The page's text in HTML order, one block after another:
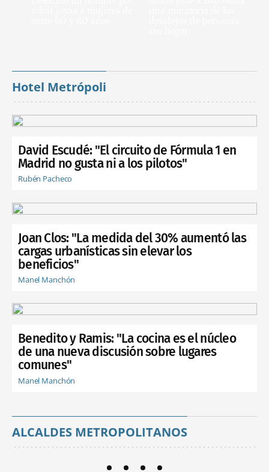
Hotel Metrópoli
David Escudé: "El circuito de Fórmula 1 en
Madrid no gusta ni a los pilotos"
Rubén Pacheco
Joan Clos: "La medida del 30% aumentó las
cargas urbanísticas sin elevar los
beneficios"
Manel Manchón
Benedito y Ramis: "La cocina es el núcleo
de una nueva discusión sobre lugares
comunes"
Manel Manchón
ALCALDES METROPOLITANOS